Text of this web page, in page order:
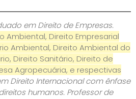
em Direito de Empresas.
Ambiental, Direito Empresarial
Ambiental, Direito Ambiental do
Direito Sanitário, Direito de
Agropecuária, e respectivas
Direito Internacional com ênfase
humanos. Professor de